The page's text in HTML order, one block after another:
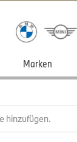
Marken
hinzufügen.